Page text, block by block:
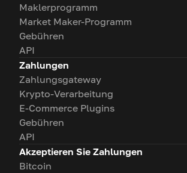
Maklerprogramm
Market Maker-Programm
Gebühren
API
Zahlungen
Zahlungsgateway
Krypto-Verarbeitung
E-Commerce Plugins
Gebühren
API
Akzeptieren Sie Zahlungen
Bitcoin